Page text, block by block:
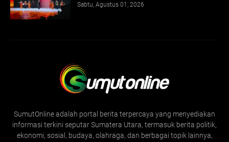
Sabtu, Agustus 01, 2026
SumutOnline adalah portal berita terpercaya yang menyediakan
informasi terkini seputar Sumatera Utara, termasuk berita politik,
ekonomi, sosial, budaya, olahraga, dan berbagai topik lainnya,